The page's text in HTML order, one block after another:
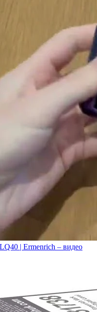
| Ermenrich – видео